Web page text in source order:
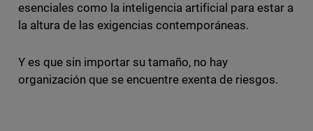
esenciales como la inteligencia artificial para estar a
la altura de las exigencias contemporáneas.
Y es que sin importar su tamaño, no hay
organización que se encuentre exenta de riesgos.